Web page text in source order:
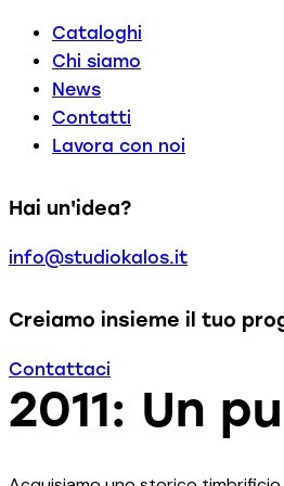
Cataloghi
Chi siamo
News
Contatti
Lavora con noi
facebook-
instagram
Hai un'idea?
info@studiokalos.it
Creiamo insieme il tuo
Contattaci
2011: Un